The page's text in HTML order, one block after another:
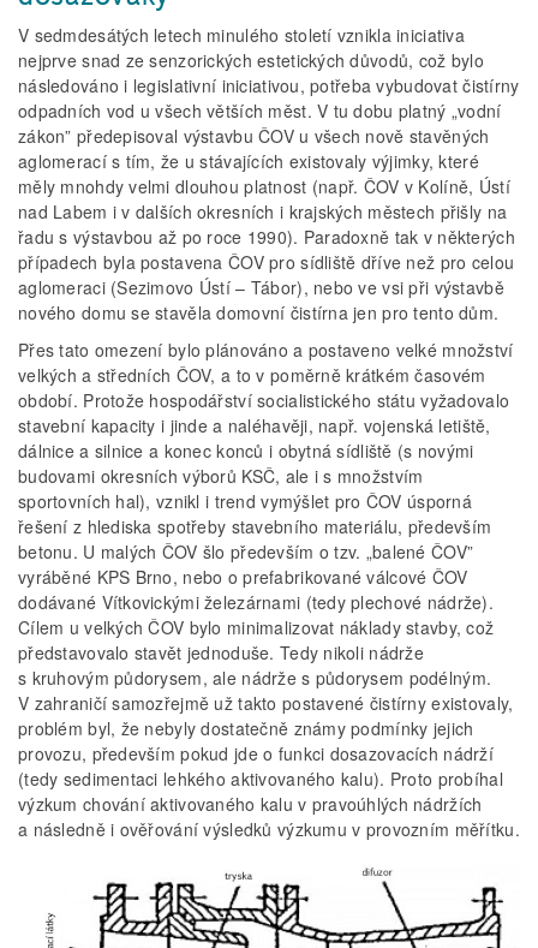
V sedmdesátých letech minulého století vznikla iniciativa
nejprve snad ze senzorických estetických důvodů, což bylo
následováno i legislativní iniciativou, potřeba vybudovat čistírny
odpadních vod u všech větších měst. V tu dobu platný „vodní
zákon” předepisoval výstavbu ČOV u všech nově stavěných
aglomerací s tím, že u stávajících existovaly výjimky, které
měly mnohdy velmi dlouhou platnost (např. ČOV v Kolíně, Ústí
nad Labem i v dalších okresních i krajských městech přišly na
řadu s výstavbou až po roce 1990). Paradoxně tak v některých
případech byla postavena ČOV pro sídliště dříve než pro celou
aglomeraci (Sezimovo Ústí – Tábor), nebo ve vsi při výstavbě
nového domu se stavěla domovní čistírna jen pro tento dům.
Přes tato omezení bylo plánováno a postaveno velké množství
velkých a středních ČOV, a to v poměrně krátkém časovém
období. Protože hospodářství socialistického státu vyžadovalo
stavební kapacity i jinde a naléhavěji, např. vojenská letiště,
dálnice a silnice a konec konců i obytná sídliště (s novými
budovami okresních výborů KSČ, ale i s množstvím
sportovních hal), vznikl i trend vymýšlet pro ČOV úsporná
řešení z hlediska spotřeby stavebního materiálu, především
betonu. U malých ČOV šlo především o tzv. „balené ČOV”
vyráběné KPS Brno, nebo o prefabrikované válcové ČOV
dodávané Vítkovickými železárnami (tedy plechové nádrže).
Cílem u velkých ČOV bylo minimalizovat náklady stavby, což
představovalo stavět jednoduše. Tedy nikoli nádrže
s kruhovým půdorysem, ale nádrže s půdorysem podélným.
V zahraničí samozřejmě už takto postavené čistírny existovaly,
problém byl, že nebyly dostatečně známy podmínky jejich
provozu, především pokud jde o funkci dosazovacích nádrží
(tedy sedimentaci lehkého aktivovaného kalu). Proto probíhal
výzkum chování aktivovaného kalu v pravoúhlých nádržích
a následně i ověřování výsledků výzkumu v provozním měřítku.